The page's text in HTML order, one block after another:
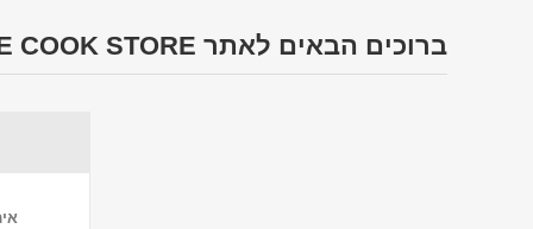
ברוכים הבאים לאתר THE COOK STORE